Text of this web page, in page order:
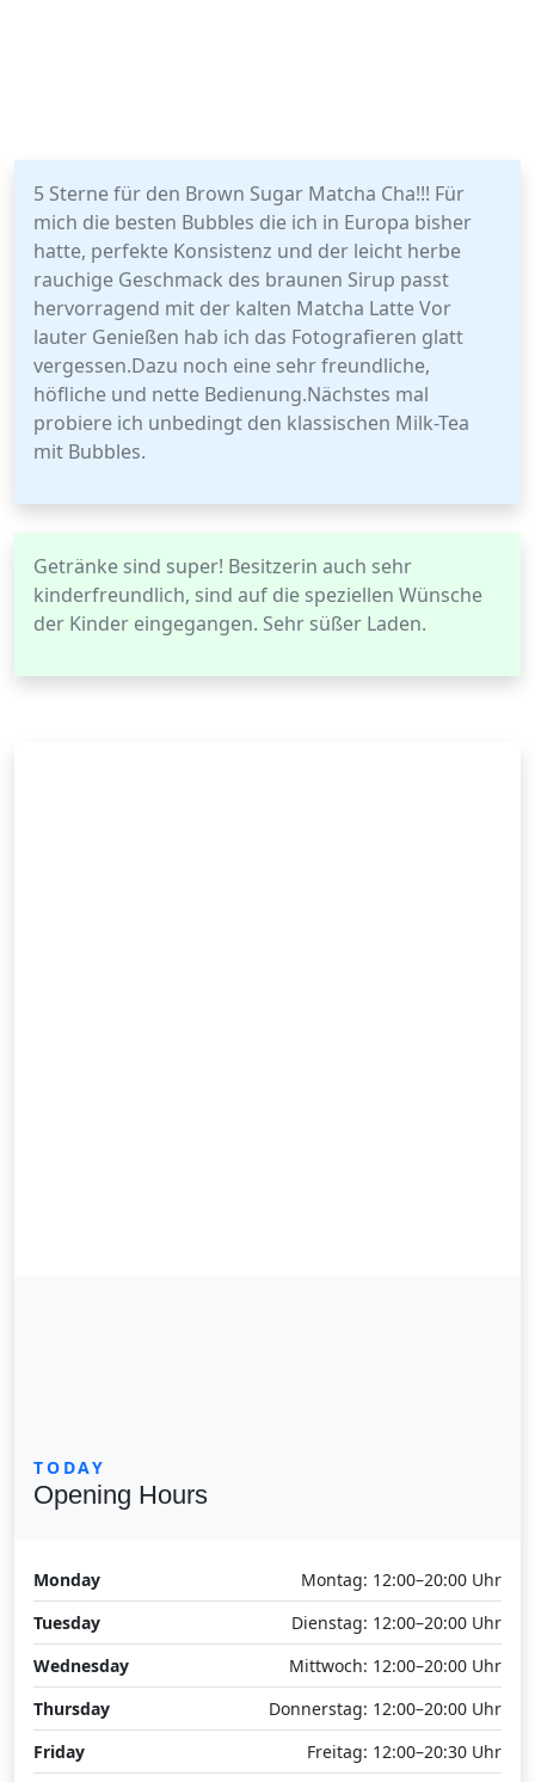
5 Sterne für den Brown Sugar Matcha Cha!!! Für
mich die besten Bubbles die ich in Europa bisher
hatte, perfekte Konsistenz und der leicht herbe
rauchige Geschmack des braunen Sirup passt
hervorragend mit der kalten Matcha Latte Vor
lauter Genießen hab ich das Fotografieren glatt
vergessen.Dazu noch eine sehr freundliche,
höfliche und nette Bedienung.Nächstes mal
probiere ich unbedingt den klassischen Milk-Tea
mit Bubbles.
Getränke sind super! Besitzerin auch sehr
kinderfreundlich, sind auf die speziellen Wünsche
der Kinder eingegangen. Sehr süßer Laden.
TODAY
Opening Hours
Monday
Montag: 12:00–20:00 Uhr
Tuesday
Dienstag: 12:00–20:00 Uhr
Wednesday
Mittwoch: 12:00–20:00 Uhr
Thursday
Donnerstag: 12:00–20:00 Uhr
Friday
Freitag: 12:00–20:30 Uhr